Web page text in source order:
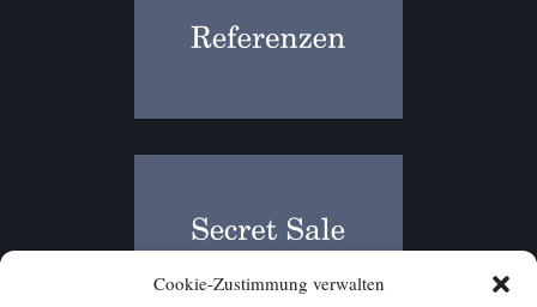
Cookie-Zustimmung verwalten